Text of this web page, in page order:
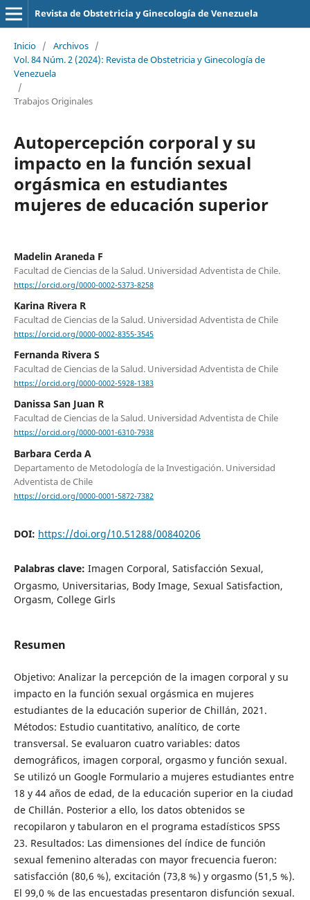
Revista de Obstetricia y Ginecología de Venezuela
Inicio / Archivos /
Vol. 84 Núm. 2 (2024): Revista de Obstetricia y Ginecología de
Venezuela
/
Trabajos Originales
Autopercepción corporal y su
impacto en la función sexual
orgásmica en estudiantes
mujeres de educación superior
Madelin Araneda F
Facultad de Ciencias de la Salud. Universidad Adventista de Chile.
https://orcid.org/0000-0002-5373-8258
Karina Rivera R
Facultad de Ciencias de la Salud. Universidad Adventista de Chile
https://orcid.org/0000-0002-8355-3545
Fernanda Rivera S
Facultad de Ciencias de la Salud. Universidad Adventista de Chile
https://orcid.org/0000-0002-5928-1383
Danissa San Juan R
Facultad de Ciencias de la Salud. Universidad Adventista de Chile
https://orcid.org/0000-0001-6310-7938
Barbara Cerda A
Departamento de Metodología de la Investigación. Universidad
Adventista de Chile
https://orcid.org/0000-0001-5872-7382
DOI: https://doi.org/10.51288/00840206
Palabras clave: Imagen Corporal, Satisfacción Sexual,
Orgasmo, Universitarias, Body Image, Sexual Satisfaction,
Orgasm, College Girls
Resumen
Objetivo: Analizar la percepción de la imagen corporal y su
impacto en la función sexual orgásmica en mujeres
estudiantes de la educación superior de Chillán, 2021.
Métodos: Estudio cuantitativo, analítico, de corte
transversal. Se evaluaron cuatro variables: datos
demográficos, imagen corporal, orgasmo y función sexual.
Se utilizó un Google Formulario a mujeres estudiantes entre
18 y 44 años de edad, de la educación superior en la ciudad
de Chillán. Posterior a ello, los datos obtenidos se
recopilaron y tabularon en el programa estadísticos SPSS
23. Resultados: Las dimensiones del índice de función
sexual femenino alteradas con mayor frecuencia fueron:
satisfacción (80,6 %), excitación (73,8 %) y orgasmo (51,5 %).
El 99,0 % de las encuestadas presentaron disfunción sexual.